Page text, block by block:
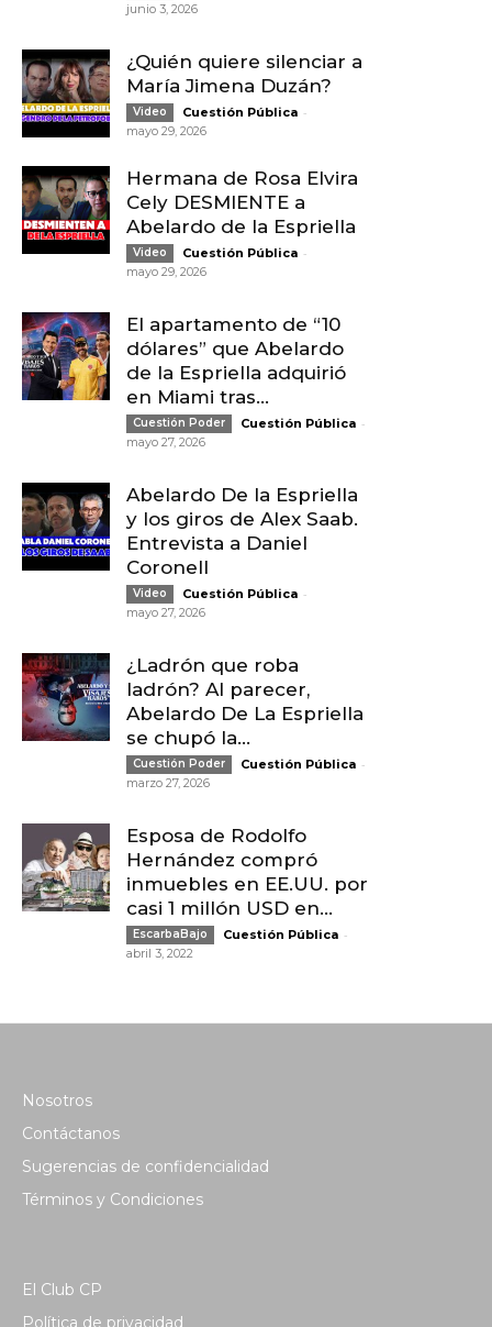
junio 3, 2026
¿Quién quiere silenciar a
María Jimena Duzán?
Video Cuestión Pública -
mayo 29, 2026
Hermana de Rosa Elvira
Cely DESMIENTE a
Abelardo de la Espriella
Video Cuestión Pública -
mayo 29, 2026
El apartamento de “10
dólares” que Abelardo
de la Espriella adquirió
en Miami tras...
Cuestión Poder Cuestión Pública -
mayo 27, 2026
Abelardo De la Espriella
y los giros de Alex Saab.
Entrevista a Daniel
Coronell
Video Cuestión Pública -
mayo 27, 2026
¿Ladrón que roba
ladrón? Al parecer,
Abelardo De La Espriella
se chupó la...
Cuestión Poder Cuestión Pública -
marzo 27, 2026
Esposa de Rodolfo
Hernández compró
inmuebles en EE.UU. por
casi 1 millón USD en...
EscarbaBajo Cuestión Pública -
abril 3, 2022
Nosotros
Contáctanos
Sugerencias de confidencialidad
Términos y Condiciones
El Club CP
Política de privacidad